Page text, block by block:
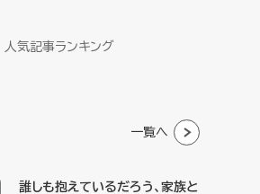
人気記事ランキング
一覧へ
誰しも抱えているだろう、家族と